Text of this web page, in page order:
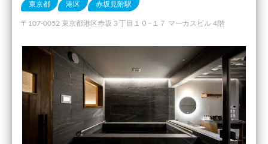
東京都 港区 赤坂見附駅
〒107-0052 東京都港区赤坂３丁目１０−１７ マーカスビル 4階